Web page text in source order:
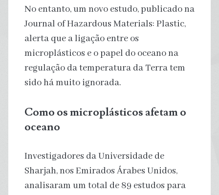
No entanto, um novo estudo, publicado na
Journal of Hazardous Materials: Plastic,
alerta que a ligação entre os
microplásticos e o papel do oceano na
regulação da temperatura da Terra tem
sido há muito ignorada.
Como os microplásticos afetam o
oceano
Investigadores da Universidade de
Sharjah, nos Emirados Árabes Unidos,
analisaram um total de 89 estudos para